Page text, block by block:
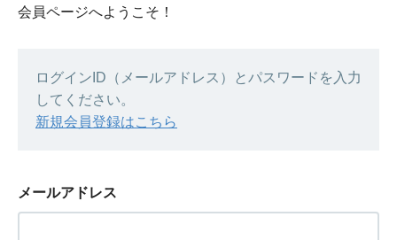
会員ページへようこそ！
ログインID（メールアドレス）とパスワードを入力
してください。
新規会員登録はこちら
メールアドレス